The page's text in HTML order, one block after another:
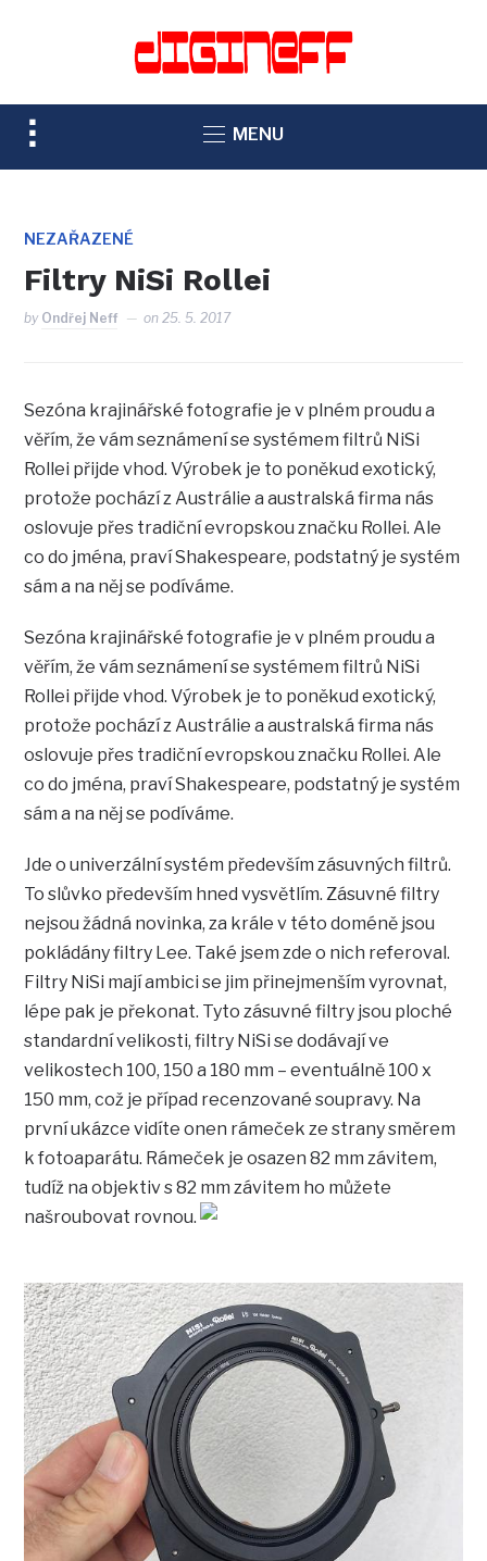
TOGGLE
SIDEBAR
NAVIGATION
MENU
NEZAŘAZENÉ
Filtry NiSi Rollei
by Ondřej Neff on25. 5. 2017
Sezóna krajinářské fotografie je v plném proudu a
věřím, že vám seznámení se systémem filtrů NiSi
Rollei přijde vhod. Výrobek je to poněkud exotický,
protože pochází z Austrálie a australská firma nás
oslovuje přes tradiční evropskou značku Rollei. Ale
co do jména, praví Shakespeare, podstatný je systém
sám a na něj se podíváme.
Sezóna krajinářské fotografie je v plném proudu a
věřím, že vám seznámení se systémem filtrů NiSi
Rollei přijde vhod. Výrobek je to poněkud exotický,
protože pochází z Austrálie a australská firma nás
oslovuje přes tradiční evropskou značku Rollei. Ale
co do jména, praví Shakespeare, podstatný je systém
sám a na něj se podíváme.
Jde o univerzální systém především zásuvných filtrů.
To slůvko především hned vysvětlím. Zásuvné filtry
nejsou žádná novinka, za krále v této doméně jsou
pokládány filtry Lee. Také jsem zde o nich referoval.
Filtry NiSi mají ambici se jim přinejmenším vyrovnat,
lépe pak je překonat. Tyto zásuvné filtry jsou ploché
standardní velikosti, filtry NiSi se dodávají ve
velikostech 100, 150 a 180 mm – eventuálně 100 x
150 mm, což je případ recenzované soupravy. Na
první ukázce vidíte onen rámeček ze strany směrem
k fotoaparátu. Rámeček je osazen 82 mm závitem,
tudíž na objektiv s 82 mm závitem ho můžete
našroubovat rovnou.